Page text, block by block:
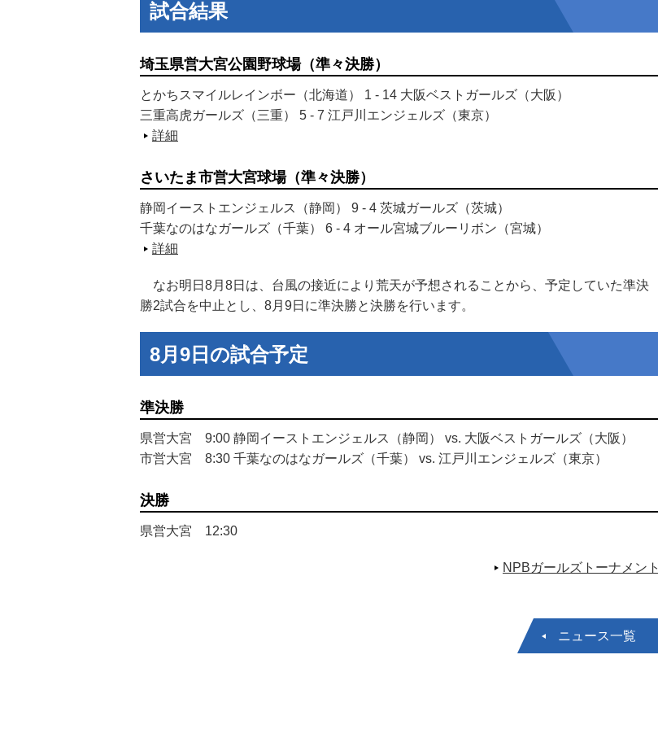
試合結果
埼玉県営大宮公園野球場（準々決勝）
とかちスマイルレインボー（北海道） 1 - 14 大阪ベストガールズ（大阪）
三重高虎ガールズ（三重） 5 - 7 江戸川エンジェルズ（東京）
詳細
さいたま市営大宮球場（準々決勝）
静岡イーストエンジェルス（静岡） 9 - 4 茨城ガールズ（茨城）
千葉なのはなガールズ（千葉） 6 - 4 オール宮城ブルーリボン（宮城）
詳細
なお明日8月8日は、台風の接近により荒天が予想されることから、予定していた準決
勝2試合を中止とし、8月9日に準決勝と決勝を行います。
8月9日の試合予定
準決勝
県営大宮 9:00 静岡イーストエンジェルス（静岡） vs. 大阪ベストガールズ（大阪）
市営大宮 8:30 千葉なのはなガールズ（千葉） vs. 江戸川エンジェルズ（東京）
決勝
県営大宮 12:30
NPBガールズトーナメント
ニュース一覧